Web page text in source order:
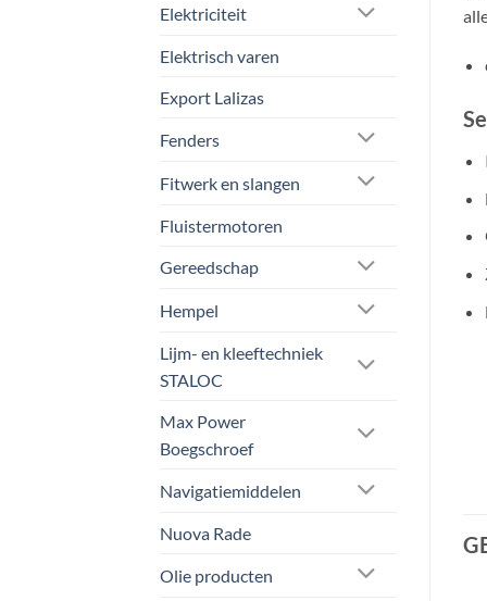
Elektriciteit
Elektrisch varen
Export Lalizas
Fenders
Fitwerk en slangen
Fluistermotoren
Gereedschap
Hempel
Lijm- en kleeftechniek
STALOC
Max Power
Boegschroef
Navigatiemiddelen
Nuova Rade
Olie producten